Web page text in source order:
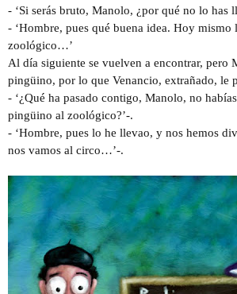
- ‘Si serás bruto, Manolo, ¿por qué no lo has
- ‘Hombre, pues qué buena idea. Hoy mismo
zoológico…’
Al día siguiente se vuelven a encontrar, pero
pingüino, por lo que Venancio, extrañado, le
- ‘¿Qué ha pasado contigo, Manolo, no
pingüino al zoológico?’-.
- ‘Hombre, pues lo he llevao, y nos hemos
nos vamos al circo…’-.